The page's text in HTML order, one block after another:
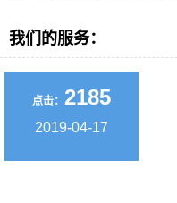
我们的服务：
点击： 2185
2019-04-17